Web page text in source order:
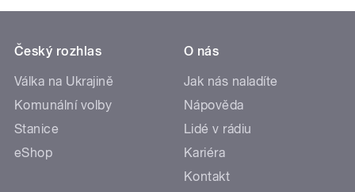
Český rozhlas
Válka na Ukrajině
Komunální volby
Stanice
eShop
O nás
Jak nás naladíte
Nápověda
Lidé v rádiu
Kariéra
Kontakt